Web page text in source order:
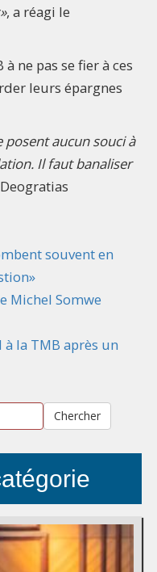
, a réagi le
ne pas se fier à ces
leurs épargnes
posent aucun souci à
Il faut banaliser
souvent en
Michel Somwe
la TMB après un
Chercher